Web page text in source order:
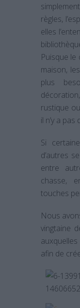
règles,
elles
Puisque
maison,
plus
rustique
il n’y a pas
Si
d’autres
entre
chasse,
touches
Nous
vingtaine
afin de